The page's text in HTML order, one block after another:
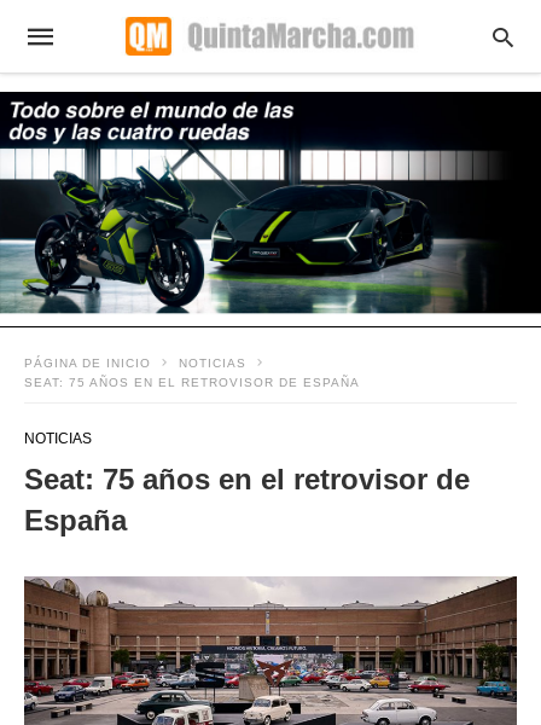
PÁGINA DE INICIO
NOTICIAS
SEAT: 75 AÑOS EN EL RETROVISOR DE ESPAÑA
NOTICIAS
Seat: 75 años en el retrovisor de
España